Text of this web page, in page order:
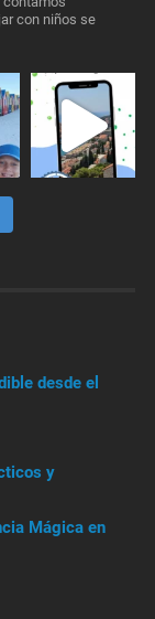
con niños se
desde el
y
Mágica en